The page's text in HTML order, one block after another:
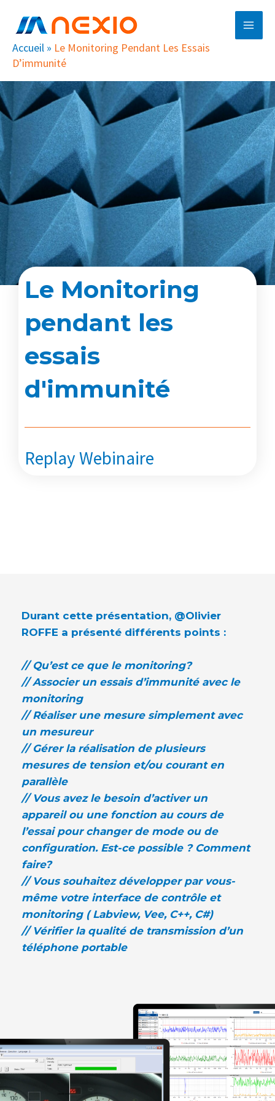
Main
Accueil » Le Monitoring Pendant Les Essais
D’immunité
Le Monitoring
pendant les
essais
d'immunité
Replay Webinaire
Durant cette présentation, @Olivier
ROFFE a présenté différents points :
// Qu’est ce que le monitoring?
// Associer un essais d’immunité avec le
monitoring
// Réaliser une mesure simplement avec
un mesureur
// Gérer la réalisation de plusieurs
mesures de tension et/ou courant en
parallèle
// Vous avez le besoin d’activer un
appareil ou une fonction au cours de
l’essai pour changer de mode ou de
configuration. Est-ce possible ? Comment
faire?
// Vous souhaitez développer par vous-
même votre interface de contrôle et
monitoring ( Labview, Vee, C++, C#)
// Vérifier la qualité de transmission d’un
téléphone portable